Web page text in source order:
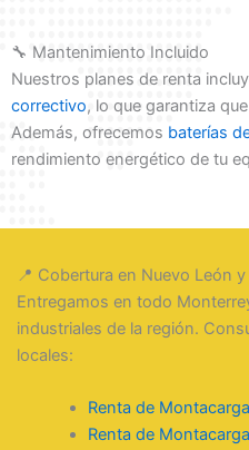
🔧 Mantenimiento Incluido
Nuestros planes de renta
correctivo, lo que garantiza
Además, ofrecemos baterías
rendimiento energético de tu
📍 Cobertura en Nuevo León
Entregamos en todo
industriales de la región.
locales:
Renta de
Renta de